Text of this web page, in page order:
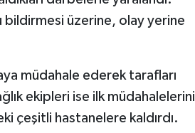
bildirmesi üzerine, olay yerine
müdahale ederek tarafları
ekipleri ise ilk müdahalelerini
çeşitli hastanelere kaldırdı.